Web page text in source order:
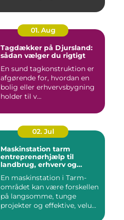
01. Aug
Tagdækker på Djursland:
sådan vælger du rigtigt
En sund tagkonstruktion er
afgørende for, hvordan en
bolig eller erhvervsbygning
holder til v...
02. Jul
Maskinstation tarm
entreprenørhjælp til
landbrug, erhverv og
En maskinstation i Tarm-
området kan være forskellen
på langsomme, tunge
projekter og effektive, velu...